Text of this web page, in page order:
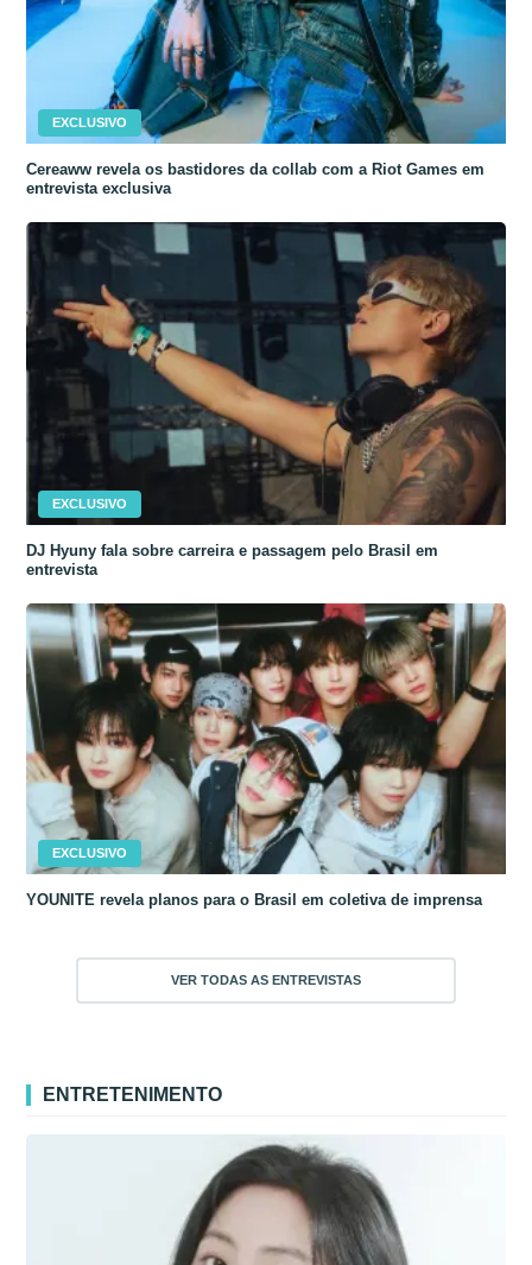
EXCLUSIVO
Cereaww revela os bastidores da collab com a Riot Games em
entrevista exclusiva
EXCLUSIVO
DJ Hyuny fala sobre carreira e passagem pelo Brasil em
entrevista
EXCLUSIVO
YOUNITE revela planos para o Brasil em coletiva de imprensa
VER TODAS AS ENTREVISTAS
ENTRETENIMENTO